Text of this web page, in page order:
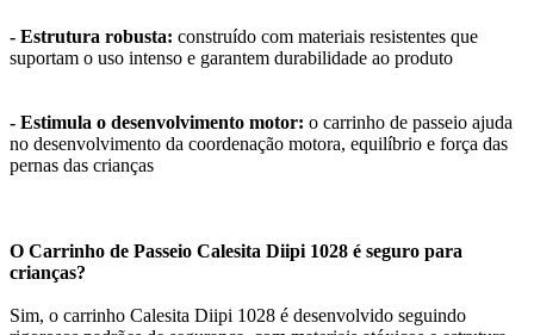
- Estrutura robusta: construído com materiais resistentes que
suportam o uso intenso e garantem durabilidade ao produto
- Estimula o desenvolvimento motor: o carrinho de passeio ajuda
no desenvolvimento da coordenação motora, equilíbrio e força das
pernas das crianças
O Carrinho de Passeio Calesita Diipi 1028 é seguro para
crianças?
Sim, o carrinho Calesita Diipi 1028 é desenvolvido seguindo